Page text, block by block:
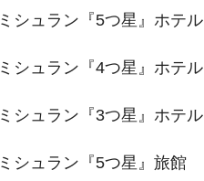
ミシュラン『5つ星』ホテル
ミシュラン『4つ星』ホテル
ミシュラン『3つ星』ホテル
ミシュラン『5つ星』旅館